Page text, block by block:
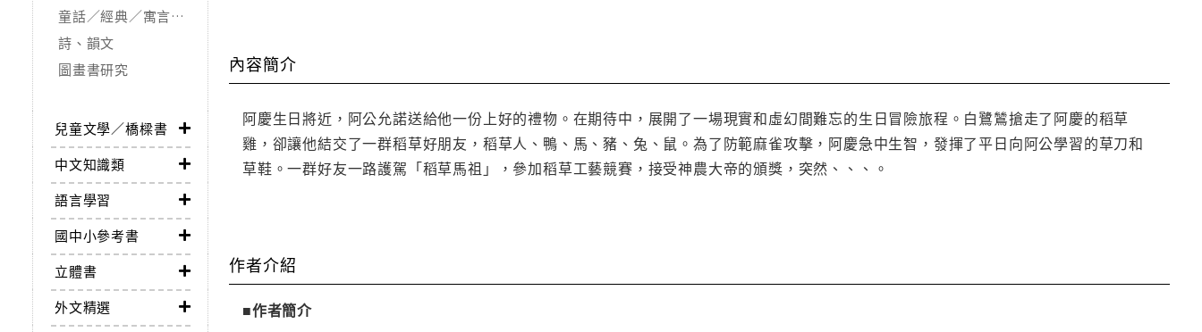
童話／經典／寓言故事
詩、韻文
圖畫書研究
兒童文學／橋樑書
中文知識類
語言學習
國中小參考書
立體書
外文精選
內容簡介
阿慶生日將近，阿公允諾送給他一份上好的禮物。在期待中，展開了一場現實和虛幻間難忘的生日冒險旅程。白鷺鷥搶走了阿慶的稻草
雞，卻讓他結交了一群稻草好朋友，稻草人、鴨、馬、豬、兔、鼠。為了防範麻雀攻擊，阿慶急中生智，發揮了平日向阿公學習的草刀和
草鞋。一群好友一路護駕「稻草馬祖」，參加稻草工藝競賽，接受神農大帝的頒獎，突然、、、。
作者介紹
■作者簡介